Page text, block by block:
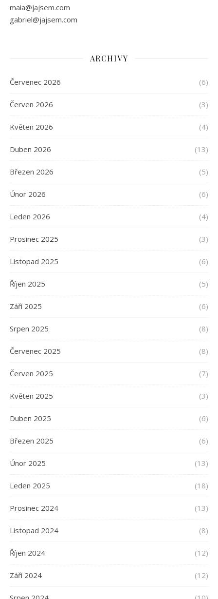
maia@jajsem.com
gabriel@jajsem.com
ARCHIVY
Červenec 2026 (6)
Červen 2026 (3)
Květen 2026 (4)
Duben 2026 (13)
Březen 2026 (5)
Únor 2026 (6)
Leden 2026 (4)
Prosinec 2025 (3)
Listopad 2025 (6)
Říjen 2025 (5)
Září 2025 (6)
Srpen 2025 (8)
Červenec 2025 (8)
Červen 2025 (7)
Květen 2025 (3)
Duben 2025 (6)
Březen 2025 (6)
Únor 2025 (13)
Leden 2025 (18)
Prosinec 2024 (13)
Listopad 2024 (8)
Říjen 2024 (12)
Září 2024 (12)